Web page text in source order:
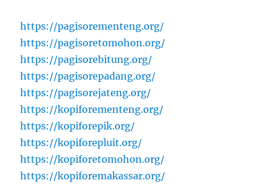
https://pagisorementeng.org/
https://pagisoretomohon.org/
https://pagisorebitung.org/
https://pagisorepadang.org/
https://pagisorejateng.org/
https://kopiforementeng.org/
https://kopiforepik.org/
https://kopiforepluit.org/
https://kopiforetomohon.org/
https://kopiforemakassar.org/